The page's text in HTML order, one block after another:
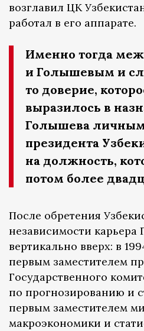
возглавил ЦК
работал в его аппарате.
Именно тогда
и Голышевым и
то доверие,
выразилось в
Голышева
президента
на должность,
потом более
После обретения
независимости
вертикально вверх: в
первым заместителем
Государственного
по прогнозированию и
первым заместителем
макроэкономики и